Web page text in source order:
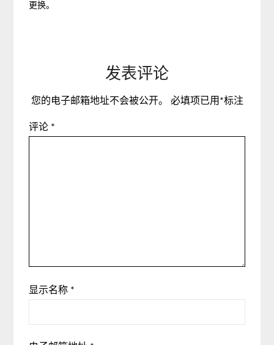
更换。
发表评论
您的电子邮箱地址不会被公开。 必填项已用 *标注
评论 *
显示名称 *